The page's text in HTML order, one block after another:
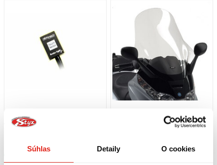
Súhlas Detaily O cookies
49,95 € s DPH